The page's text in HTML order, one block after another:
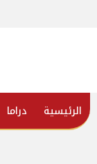
الرئيسية دراما